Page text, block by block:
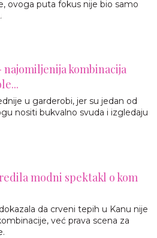
ovoga puta fokus nije bio samo
kombinacija
u garderobi, jer su jedan od
nositi bukvalno svuda i izgledaju
modni spektakl o kom
da crveni tepih u Kanu nije
već prava scena za